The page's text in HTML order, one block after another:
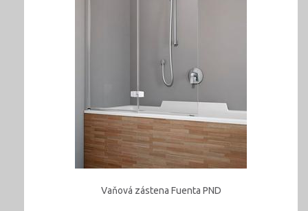
Vaňová zástena Fuenta PND